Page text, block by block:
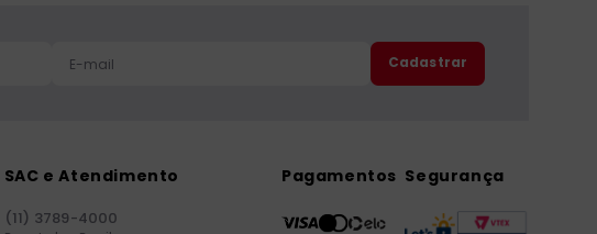
Cadastrar
SAC e Atendimento
(11) 3789-4000
Pagamentos Segurança